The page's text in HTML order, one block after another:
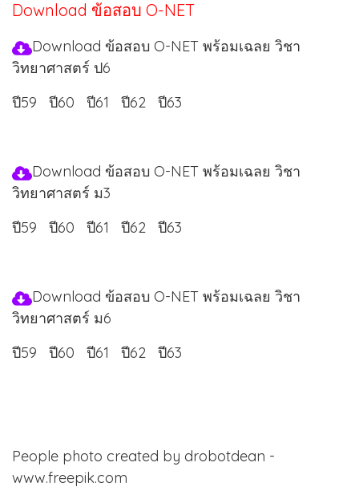
Download ข้อสอบ O-NET
Download ข้อสอบ O-NET พร้อมเฉลย วิชา
วิทยาศาสตร์ ป6
ปี59
ปี60 ปี61 ปี62 ปี63
Download ข้อสอบ O-NET พร้อมเฉลย วิชา
วิทยาศาสตร์ ม3
ปี59
ปี60 ปี61 ปี62 ปี63
Download ข้อสอบ O-NET พร้อมเฉลย วิชา
วิทยาศาสตร์ ม6
ปี59
ปี60 ปี61 ปี62 ปี63
People photo created by drobotdean -
www.freepik.com